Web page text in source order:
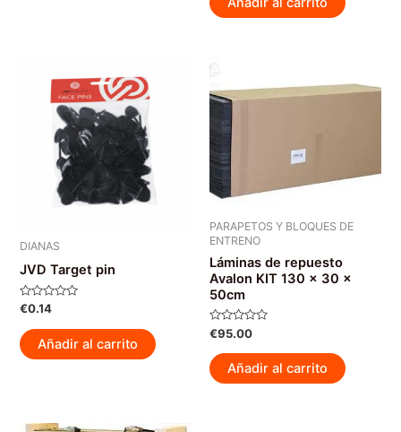
5
DIANAS
JVD Target pin
Valorado
con
de
5
€0.14
Añadir al carrito
PARAPETOS Y BLOQUES DE
ENTRENO
Láminas de repuesto
Avalon KIT 130 x 30 x
50cm
Valorado
con
de
5
€95.00
Añadir al carrito